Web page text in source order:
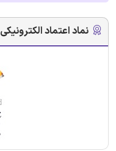
نماد اعتماد الکترونیکی